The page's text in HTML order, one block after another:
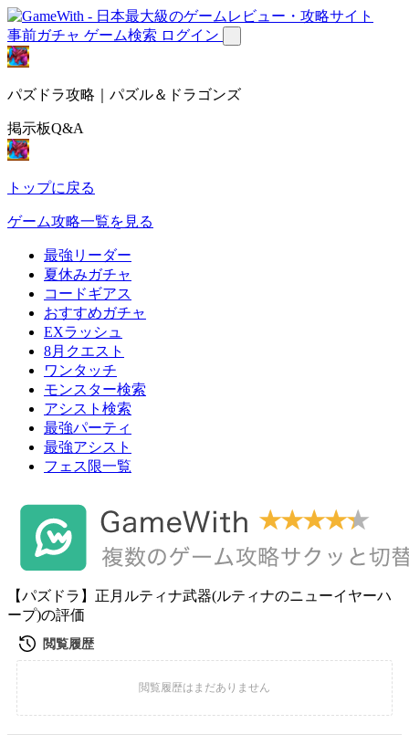
事前ガチャ ゲーム検索 ログイン
パズドラ攻略｜パズル＆ドラゴンズ
掲示板Q&A
トップに戻る
ゲーム攻略一覧を見る
最強リーダー
夏休みガチャ
コードギアス
おすすめガチャ
EXラッシュ
8月クエスト
ワンタッチ
モンスター検索
アシスト検索
最強パーティ
最強アシスト
フェス限一覧
【パズドラ】正月ルティナ武器(ルティナのニューイヤーハ
ープ)の評価